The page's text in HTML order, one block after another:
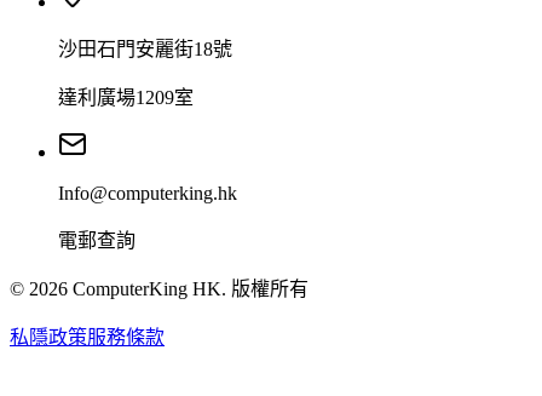
沙田石門安麗街18號
達利廣場1209室
Info@computerking.hk
電郵查詢
© 2026 ComputerKing HK. 版權所有
私隱政策服務條款